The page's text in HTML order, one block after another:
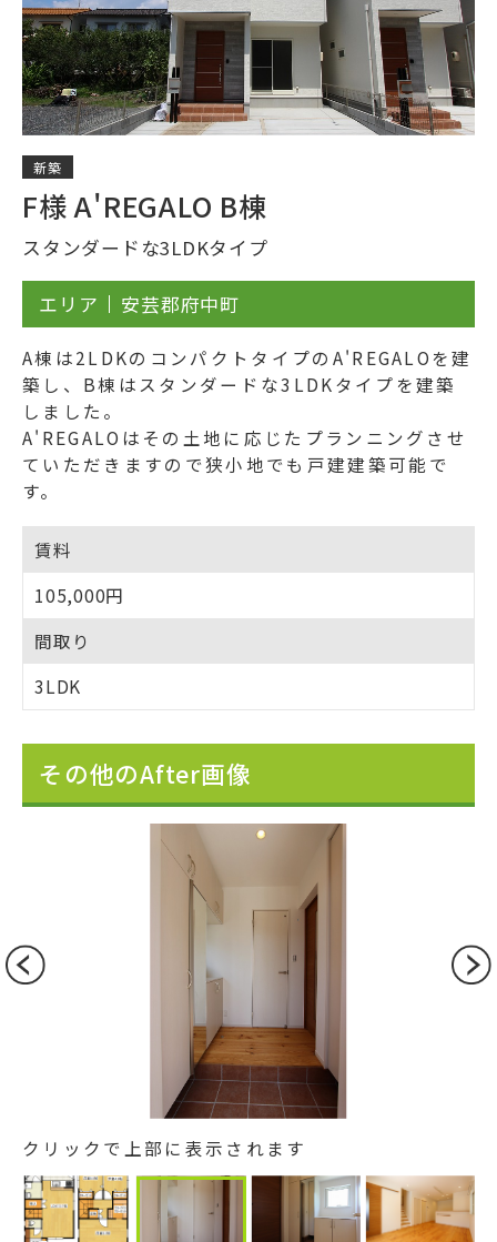
新築
F様 A'REGALO B棟
スタンダードな3LDKタイプ
エリア 安芸郡府中町
A棟は2LDKのコンパクトタイプのA'REGALOを建
築し、B棟はスタンダードな3LDKタイプを建築
しました。
A'REGALOはその土地に応じたプランニングさせ
ていただきますので狭小地でも戸建建築可能で
す。
賃料
105,000円
間取り
3LDK
その他のAfter画像
クリックで上部に表示されます